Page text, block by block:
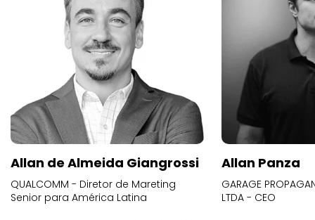
Allan de Almeida Giangrossi
QUALCOMM - Diretor de Mareting
Senior para América Latina
Allan Panza
GARAGE
LTDA - CEO